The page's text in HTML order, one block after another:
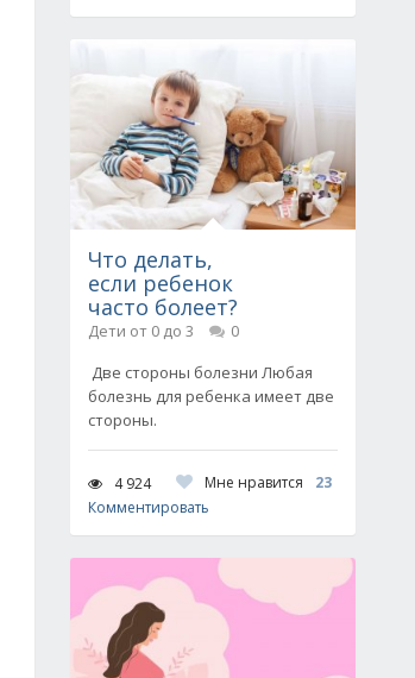
Что делать,
если ребенок
часто болеет?
Дети от 0 до 3
0
Две стороны болезни Любая
болезнь для ребенка имеет две
стороны.
4 924 Мне нравится
23
Комментировать